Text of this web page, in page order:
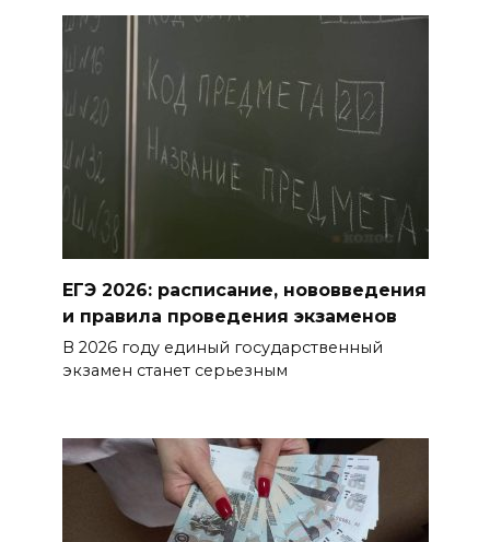
На Дону обсудили
взаимодействие участников
избирательного процесса в
период ЕДГ-2026
В Ростове доходный дом
Емельяновых на Большой
Садовой, 94, обследуют
07 августа 2026 17:03
Бетон и влага: эксперт ЮФУ
переносить жару
БОЛЬШЕ НОВОСТЕЙ
ЕГЭ 2026: расписание, нововведения
и правила проведения экзаменов
В 2026 году единый государственный
экзамен станет серьезным